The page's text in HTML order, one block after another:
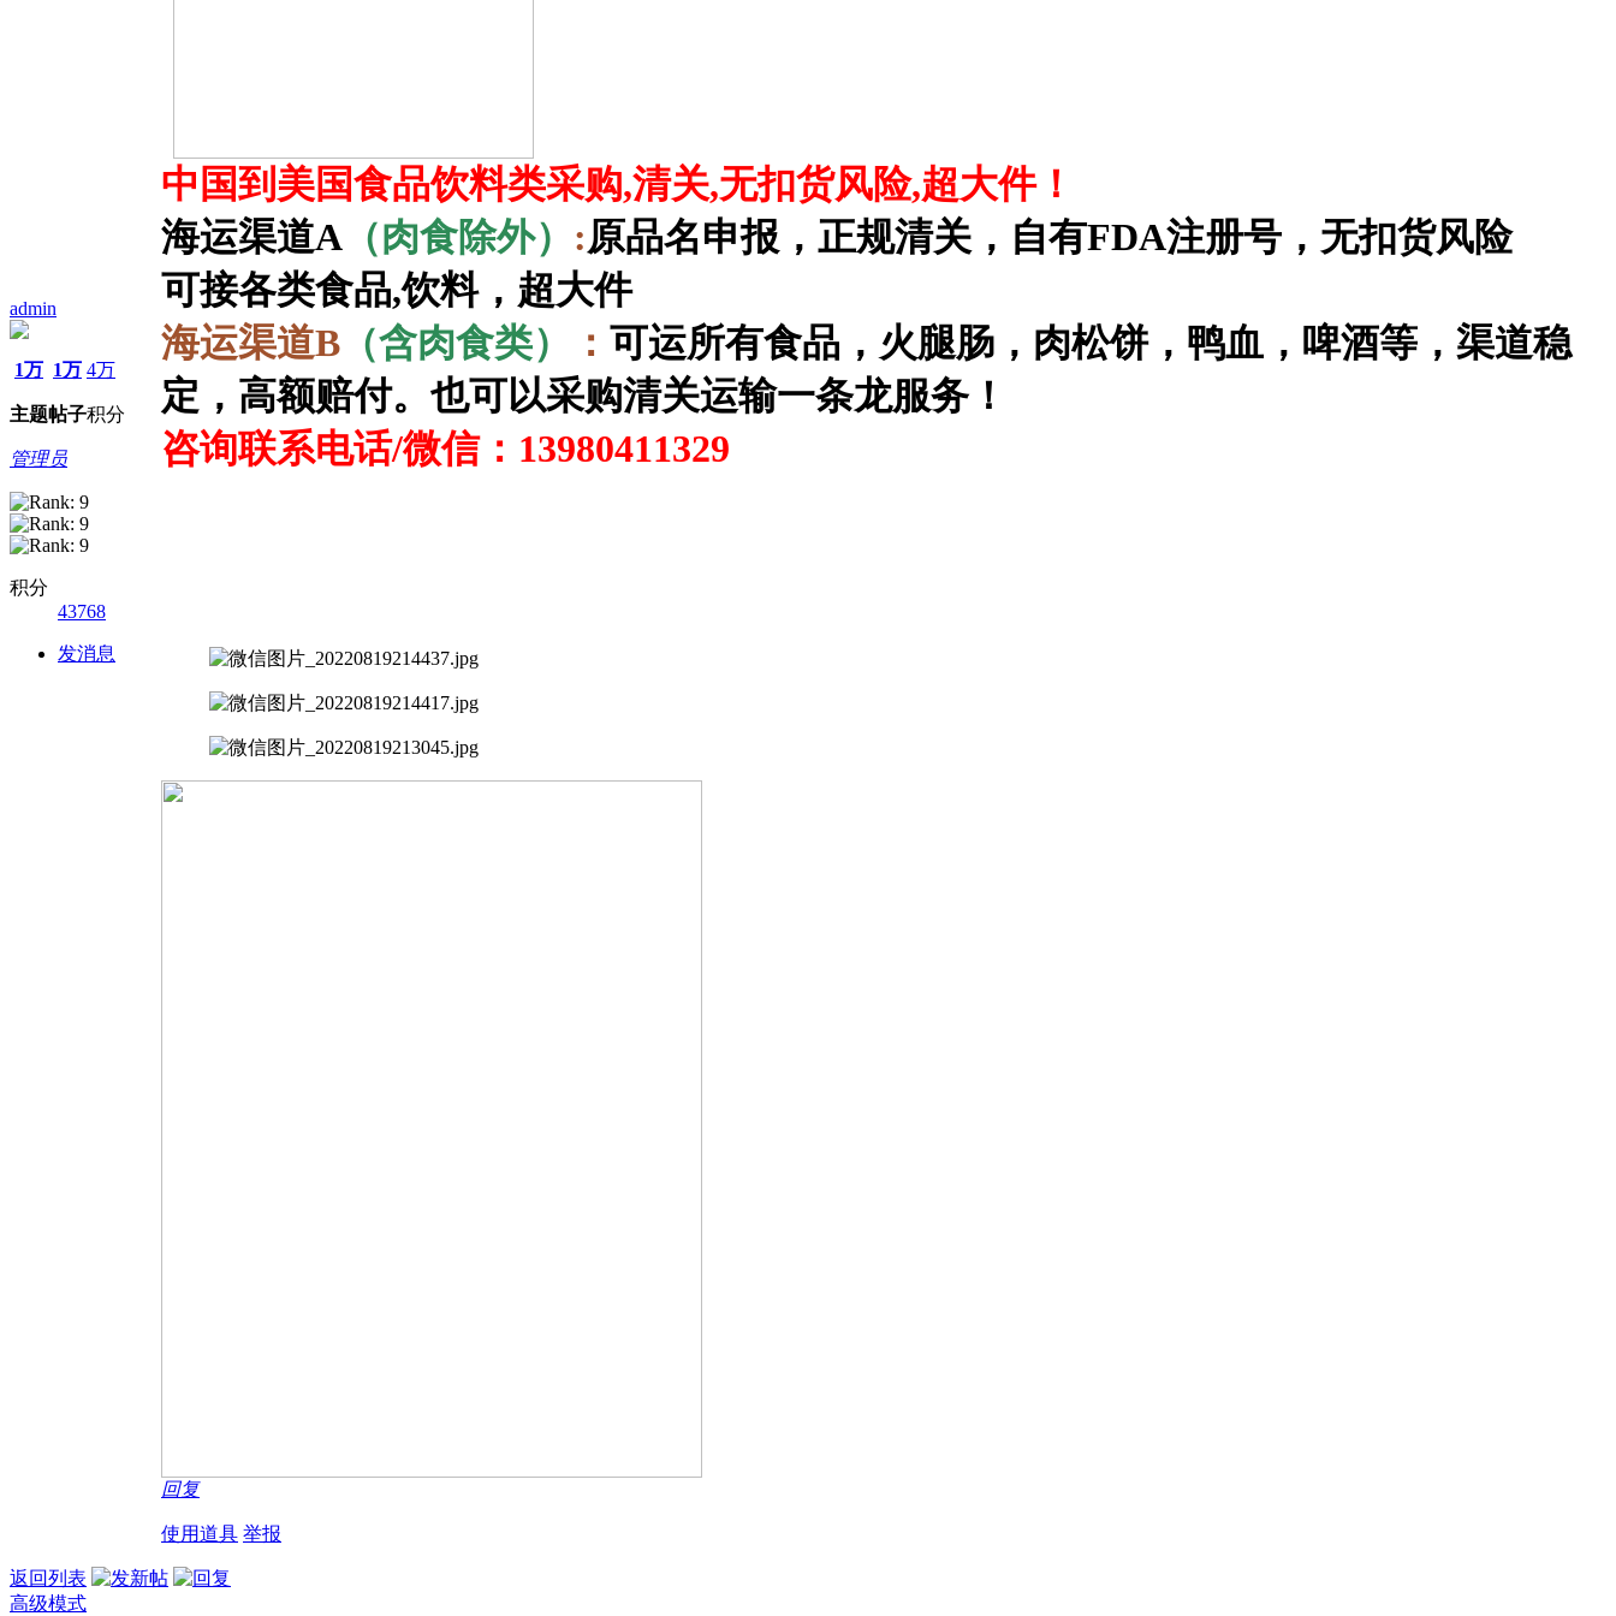
admin
1万
主题
1万
帖子
4万
积分
管理员
积分
43768
发消息
中国到美国食品饮料类采购,清关,无扣货风险,超大件！
海运渠道A （肉食除外） :原品名申报，正规清关，自有FDA注册号，无扣货风险
可接各类食品,饮料，超大件
海运渠道B （含肉食类） ： 可运所有食品，火腿肠，肉松饼，鸭血，啤酒等，渠道稳
定，高额赔付。也可以采购清关运输一条龙服务！
咨询联系电话/微信：13980411329
回复
使用道具 举报
返回列表
高级模式